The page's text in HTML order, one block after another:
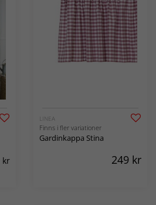
kr
LINEA
Finns i fler variationer
Gardinkappa Stina
249 kr